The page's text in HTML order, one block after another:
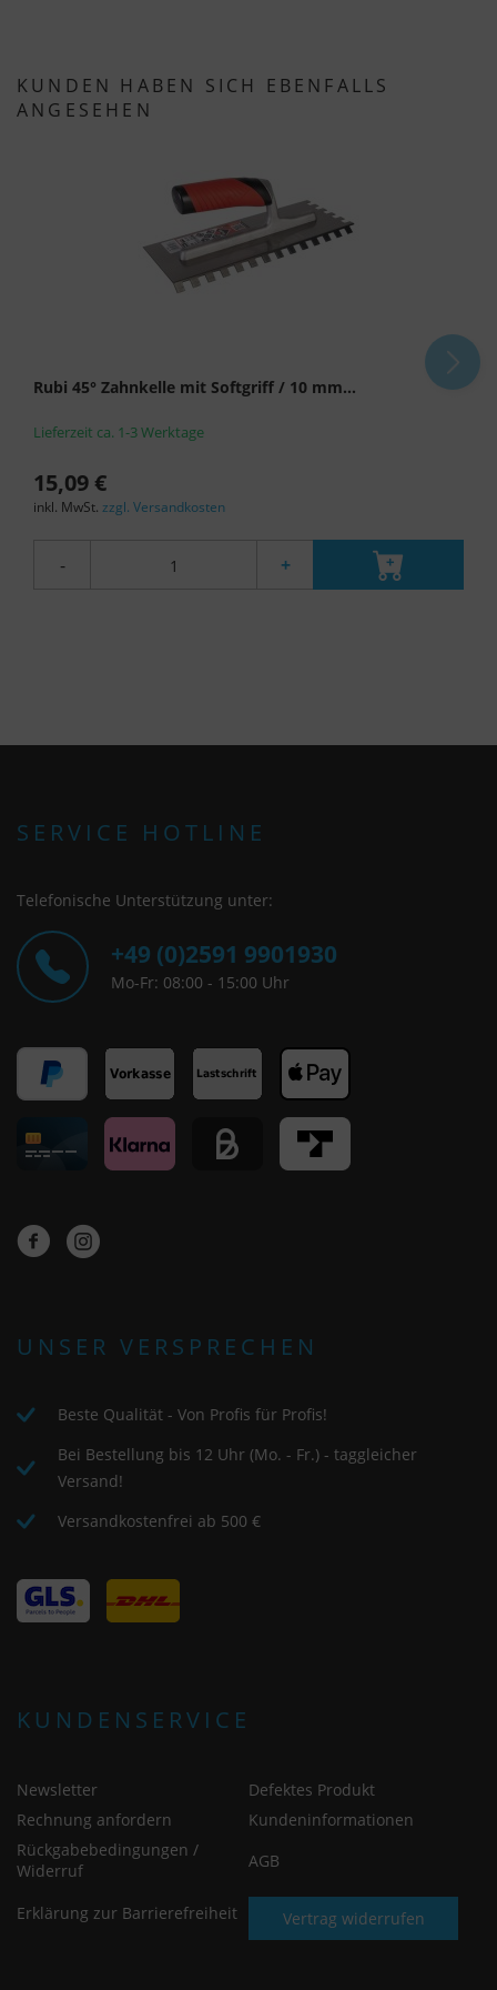
KUNDEN HABEN SICH EBENFALLS
ANGESEHEN
Rubi 45° Zahnkelle mit Softgriff / 10 mm...
Lieferzeit ca. 1-3 Werktage
15,09 €
inkl. MwSt. zzgl. Versandkosten
- +
SERVICE HOTLINE
Telefonische Unterstützung unter:
+49 (0)2591 9901930
Mo-Fr: 08:00 - 15:00 Uhr
UNSER VERSPRECHEN
Beste Qualität - Von Profis für Profis!
Bei Bestellung bis 12 Uhr (Mo. - Fr.) - taggleicher
Versand!
Versandkostenfrei ab 500 €
KUNDENSERVICE
Newsletter
Defektes Produkt
Rechnung anfordern
Kundeninformationen
Rückgabebedingungen /
Widerruf
AGB
Erklärung zur Barrierefreiheit Vertrag widerrufen
Daten von US-Behörden zu Kontroll- und
Überwachungszwecken, möglicherweise ohne
findet die oben beschriebene Übertragung nicht